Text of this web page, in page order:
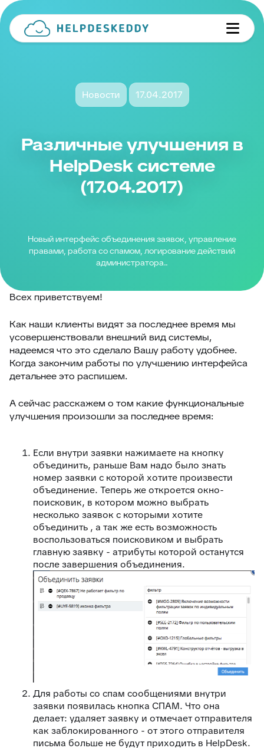
Новости 17.04.2017
Различные улучшения в
HelpDesk системе
(17.04.2017)
Новый интерфейс объединения заявок, управление
правами, работа со спамом, логирование действий
администратора..
Всех приветствуем!
Как наши клиенты видят за последнее время мы
усовершенствовали внешний вид системы,
надеемся что это сделало Вашу работу удобнее.
Когда закончим работы по улучшению интерфейса
детальнее это распишем.
А сейчас расскажем о том какие функциональные
улучшения произошли за последнее время:
Если внутри заявки нажимаете на кнопку
объединить, раньше Вам надо было знать
номер заявки с которой хотите произвести
объединение. Теперь же откроется окно-
поисковик, в котором можно выбрать
несколько заявок с которыми хотите
объединить , а так же есть возможность
воспользоваться поисковиком и выбрать
главную заявку - атрибуты которой останутся
после завершения объединения.
Для работы со спам сообщениями внутри
заявки появилась кнопка СПАМ. Что она
делает: удаляет заявку и отмечает отправителя
как заблокированного - от этого отправителя
письма больше не будут приходить в HelpDesk.